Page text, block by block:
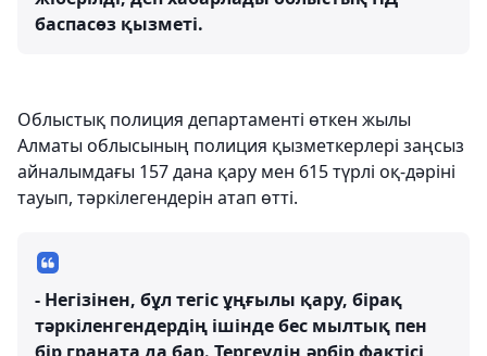
баспасөз қызметі.
Облыстық полиция департаменті өткен жылы
Алматы облысының полиция қызметкерлері заңсыз
айналымдағы 157 дана қару мен 615 түрлі оқ-дәріні
тауып, тәркілегендерін атап өтті.
- Негізінен, бұл тегіс ұңғылы қару, бірақ
тәркіленгендердің ішінде бес мылтық пен